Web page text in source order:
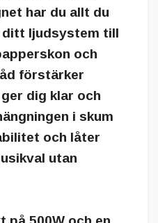
har du allt du
ljudsystem till
och
förstärker
dig klar och
i skum
och låter
utan